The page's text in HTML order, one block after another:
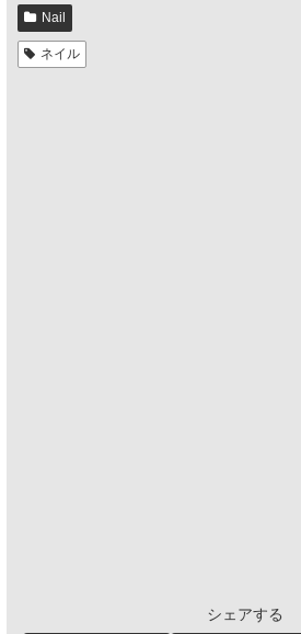
Nail
ネイル
シェアする